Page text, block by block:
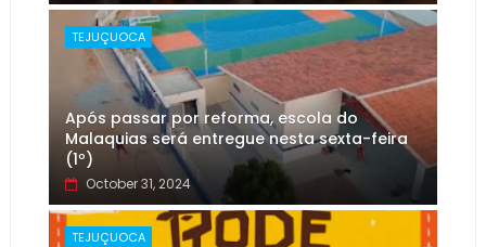
TEJUÇUOCA
Após passar por reforma, escola do
Malaquias será entregue nesta sexta-feira
(1º)
October 31, 2024
TEJUÇUOCA